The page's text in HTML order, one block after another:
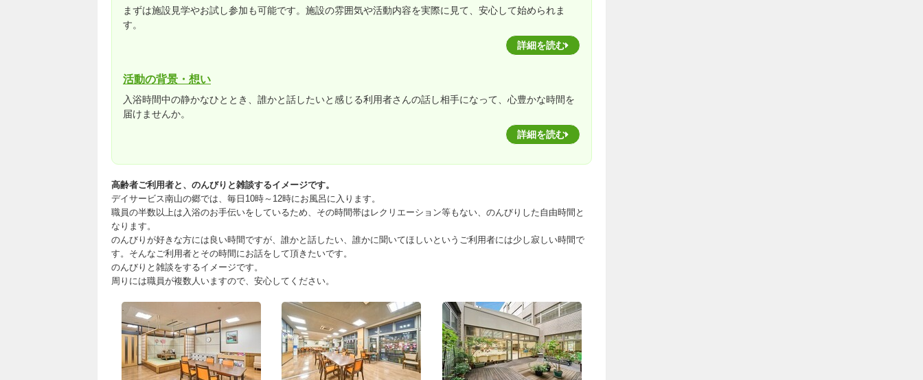
まずは施設見学やお試し参加も可能です。施設の雰囲気や活動内容を実際に見て、安心して始められま
す。
詳細を読む
活動の背景・想い
入浴時間中の静かなひととき、誰かと話したいと感じる利用者さんの話し相手になって、心豊かな時間を
届けませんか。
詳細を読む
高齢者ご利用者と、のんびりと雑談するイメージです。
デイサービス南山の郷では、毎日10時～12時にお風呂に入ります。
職員の半数以上は入浴のお手伝いをしているため、その時間帯はレクリエーション等もない、のんびりした自由時間と
なります。
のんびりが好きな方には良い時間ですが、誰かと話したい、誰かに聞いてほしいというご利用者には少し寂しい時間で
す。そんなご利用者とその時間にお話をして頂きたいです。
のんびりと雑談をするイメージです。
周りには職員が複数人いますので、安心してください。